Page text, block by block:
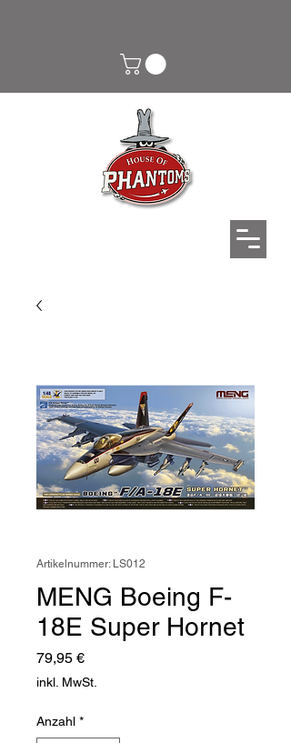
Artikelnummer: LS012
MENG Boeing F-
18E Super Hornet
79,95 €Preis
inkl. MwSt.
Anzahl *